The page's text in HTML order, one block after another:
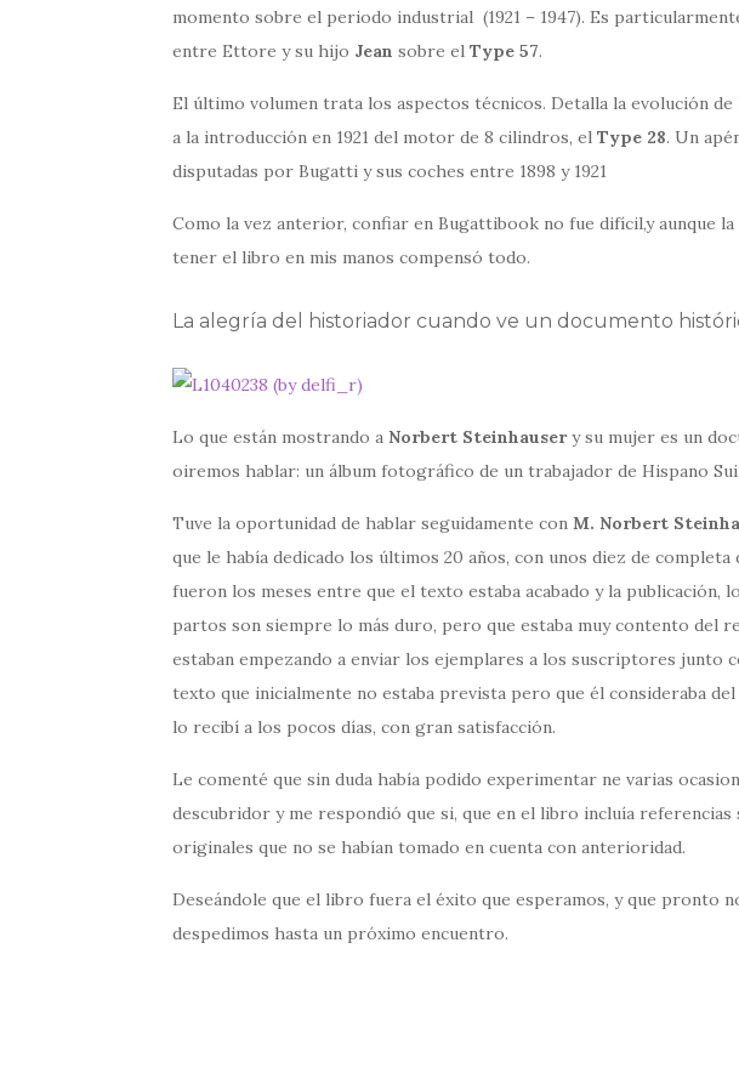
momento sobre el periodo industrial (1921 – 1947). Es
entre Ettore y su hijo Jean sobre el Type 57.
El último volumen trata los aspectos técnicos. Detalla la evolución de
a la introducción en 1921 del motor de 8 cilindros, el Type 28. Un
disputadas por Bugatti y sus coches entre 1898 y 1921
Como la vez anterior, confiar en Bugattibook no fue difícil,y aunque
tener el libro en mis manos compensó todo.
La alegría del historiador cuando ve un documento
Lo que están mostrando a Norbert Steinhausery su mujer es un
oiremos hablar: un álbum fotográfico de un trabajador de Hispano
Tuve la oportunidad de hablar seguidamente con M. Norbert
que le había dedicado los últimos 20 años, con unos diez de completa
fueron los meses entre que el texto estaba acabado y la publicación,
partos son siempre lo más duro, pero que estaba muy contento del
estaban empezando a enviar los ejemplares a los suscriptores junto
texto que inicialmente no estaba prevista pero que él consideraba
lo recibí a los pocos días, con gran satisfacción.
Le comenté que sin duda había podido experimentar ne varias
descubridor y me respondió que si, que en el libro incluía referencias
originales que no se habían tomado en cuenta con anterioridad.
Deseándole que el libro fuera el éxito que esperamos, y que pronto
despedimos hasta un próximo encuentro.